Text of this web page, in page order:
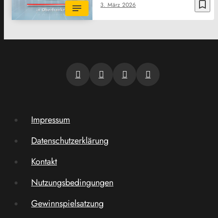
bookmark_border
3. März 2026
Impressum
Datenschutzerklärung
Kontakt
Nutzungsbedingungen
Gewinnspielsatzung